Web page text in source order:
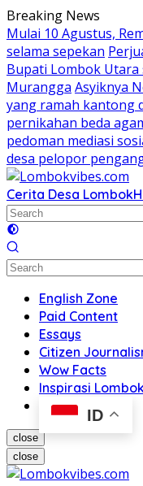
Skip
to
content
Breaking News
Mulai 10 Agustus,
selama sepekan
Bupati Lombok Utara
Murangga Asyiknya
yang ramah kantong
pernikahan beda
pedoman mediasi
desa pelopor
Cerita Desa Lombok
English Zone
Paid Content
Essays
Citizen
Wow Facts
Inspirasi Lombok
ID
close
close